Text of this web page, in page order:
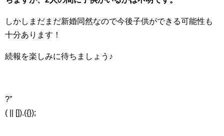
しかしまだまだ新婚同然なので今後子供ができる可能性も
十分あります！
続報を楽しみに待ちましょう♪
?”
( || []).({});